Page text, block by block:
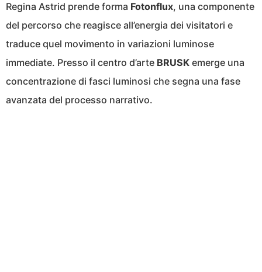
Regina Astrid prende forma Fotonflux, una componente
del percorso che reagisce all’energia dei visitatori e
traduce quel movimento in variazioni luminose
immediate. Presso il centro d’arte BRUSK emerge una
concentrazione di fasci luminosi che segna una fase
avanzata del processo narrativo.